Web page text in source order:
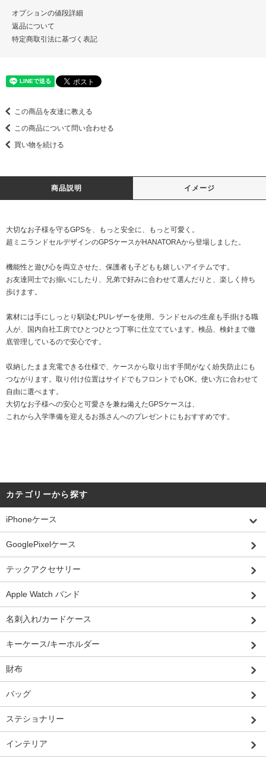
オプションの値段詳細
返品について
特定商取引法に基づく表記
この商品を友達に教える
この商品について問い合わせる
買い物を続ける
商品説明 イメージ
大切なお子様を守るGPSを、もっと安全に、もっと可愛く。
超ミニランドセルデザインのGPSケースがHANATORAから登場しました。
機能性と遊び心を両立させた、保護者も子どもも嬉しいアイテムです。
お友達同士でお揃いにしたり、兄弟で好みに合わせて選んだりと、楽しく持ち
歩けます。
素材には手にしっとり馴染むPUレザーを使用。ランドセルの生産も手掛ける職
人が、国内自社工房でひとつひとつ丁寧に仕立てています。検品、検針まで徹
底管理しているので安心です。
収納したまま充電できる仕様で、ケースから取り出す手間がなく紛失防止にも
つながります。取り付け位置はサイドでもフロントでもOK。使い方に合わせて
自由に選べます。
大切なお子様への安心と可愛さを兼ね備えたGPSケースは、
これから入学準備を迎えるお孫さんへのプレゼントにもおすすめです。
カテゴリーから探す
iPhoneケース
GooglePixelケース
テックアクセサリー
Apple Watch バンド
名刺入れ/カードケース
キーケース/キーホルダー
財布
バッグ
ステショナリー
インテリア